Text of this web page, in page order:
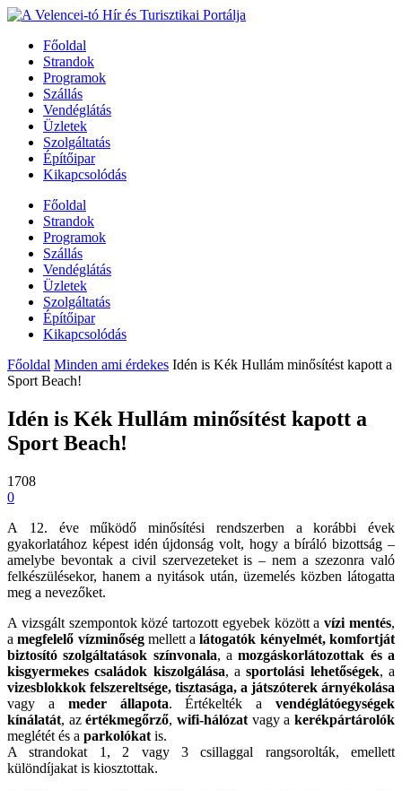
Főoldal
Strandok
Programok
Szállás
Vendéglátás
Üzletek
Szolgáltatás
Építőipar
Kikapcsolódás
Főoldal
Strandok
Programok
Szállás
Vendéglátás
Üzletek
Szolgáltatás
Építőipar
Kikapcsolódás
Főoldal Minden ami érdekes Idén is Kék Hullám minősítést kapott a
Sport Beach!
Idén is Kék Hullám minősítést kapott a
Sport Beach!
1708
0
A 12. éve működő minősítési rendszerben a korábbi évek
gyakorlatához képest idén újdonság volt, hogy a bíráló bizottság –
amelybe bevontak a civil szervezeteket is – nem a szezonra való
felkészülésekor, hanem a nyitások után, üzemelés közben látogatta
meg a nevezőket.
A vizsgált szempontok közé tartozott egyebek között avízi mentés,
amegfelelő vízminőségmellett alátogatók kényelmét, komfortját
biztosító szolgáltatások színvonala, amozgáskorlátozottak és a
kisgyermekes családok kiszolgálása, a sportolási lehetőségek, a
vizesblokkok felszereltsége, tisztasága, a játszóterek árnyékolása
vagy a meder állapota. Értékelték avendéglátóegységek
kínálatát, azértékmegőrző,wifi-hálózat vagy akerékpártárolók
meglétét és a parkolókat is.
A strandokat 1, 2 vagy 3 csillaggal rangsorolták, emellett
különdíjakat is kiosztottak.